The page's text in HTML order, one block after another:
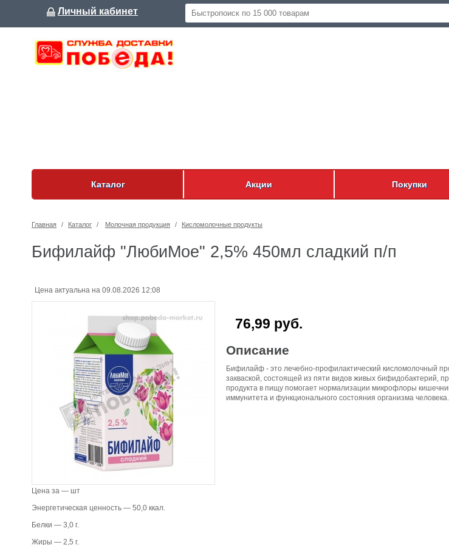
Личный кабинет
Каталог Акции Покупки
Главная / Каталог / Молочная продукция / Кисломолочные продукты
Бифилайф "ЛюбиМое" 2,5% 450мл сладкий п/п
Цена актуальна на 09.08.2026 12:08
76,99 руб.
Описание
Бифилайф - это лечебно-профилактический кисломолочный
закваской, состоящей из пяти видов живых бифидобактерий,
продукта в пищу помогает нормализации микрофлоры
иммунитета и функционального состояния организма человека.
Цена за — шт
Энергетическая ценность — 50,0 ккал.
Белки — 3,0 г.
Жиры — 2,5 г.